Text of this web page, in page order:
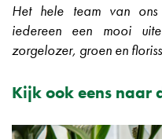
Het hele team van ons
iedereen een mooi
zorgelozer, groen en
Kijk ook eens naar